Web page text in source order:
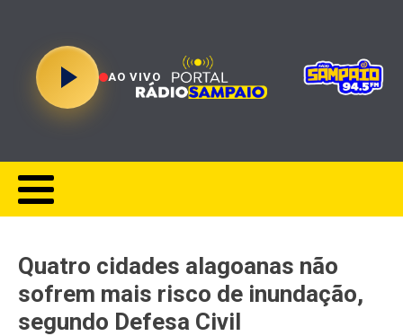
AO VIVO
Quatro cidades alagoanas não
sofrem mais risco de inundação,
segundo Defesa Civil